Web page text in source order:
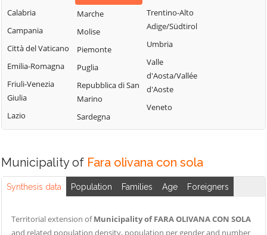
Paolo
Azzone
Bagnatica
Barbata
Bariano
Barzana
Bedulita
Bergamo
Bianzano
Fonteno
Foppolo
Foresto Sparso
Fornovo San
Giovanni
Fuipiano Valle
Imagna
Gandellino
Gandosso
Gaverina Terme
Ghisalba
Rota d'Imagna
Rovetta
Bianco
Terme
Terme
Santa Brigida
Sarnico
Schilpario
Calabria
Campania
Città del Vaticano
Emilia-Romagna
Friuli-Venezia
Giulia
Lazio
Marche
Molise
Piemonte
Puglia
Repubblica di San
Marino
Sardegna
Trentino-Alto
Adige/Südtirol
Umbria
Valle
d'Aosta/Vallée
d'Aoste
Veneto
Municipality of Fara olivana con sola
Synthesis data Population Families Age Foreigners
Territorial extension ofMunicipality of FARA OLIVANA CON SOLA
and related population density, population per gender and number